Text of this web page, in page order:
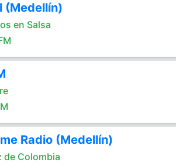
(Medellín)
en Salsa
Radio (Medellín)
de Colombia